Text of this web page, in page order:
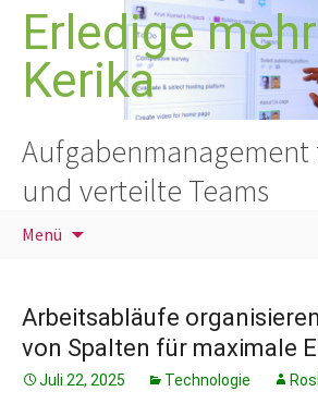
Zum
Inhalt
springen
Erledige
Kerika
Aufgabenmanagement
und verteilte Teams
Menü
Arbeitsabläufe
von Spalten für maximale
Juli 22, 2025 Technologie